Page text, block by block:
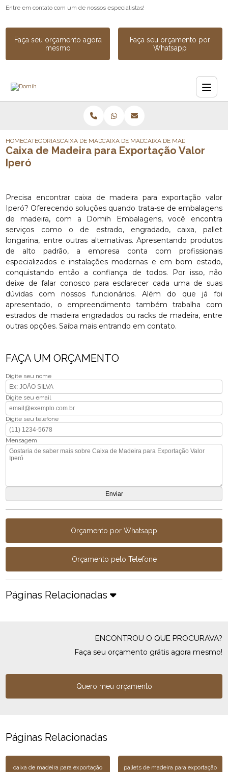
Entre em contato com um de nossos especialistas!
Faça seu orçamento agora
mesmo
Faça seu orçamento por
Whatsapp
HOMECATEGORIASCAIXA DE MADEIRACAIXA DE MADEIRA PARA TRANSPORTE
CAIXA DE MADEIRA PARA
Caixa de Madeira para Exportação Valor
Iperó
Precisa encontrar caixa de madeira para exportação valor
Iperó? Oferecendo soluções quando trata-se de embalagens
de madeira, com a Domih Embalagens, você encontra
serviços como o de estrado, engradado, caixa, pallet
longarina, entre outras alternativas. Apresentando produtos
de alto padrão, a empresa conta com profissionais
especializados e instalações modernas e em bom estado,
conquistando então a confiança de todos. Por isso, não
deixe de falar conosco para esclarecer cada uma de suas
dúvidas com nossos funcionários. Além do que já foi
apresentado, o empreendimento também trabalha com
estrados de madeira engradados ou racks de madeira, entre
outras opções. Saiba mais entrando em contato.
FAÇA UM ORÇAMENTO
Digite seu nome
Digite seu email
Digite seu telefone
Mensagem
Orçamento por Whatsapp
Orçamento pelo Telefone
Páginas Relacionadas
ENCONTROU O QUE PROCURAVA?
Faça seu orçamento grátis agora mesmo!
Quero meu orçamento
Páginas Relacionadas
caixa de madeira para exportação pallets de madeira para exportação